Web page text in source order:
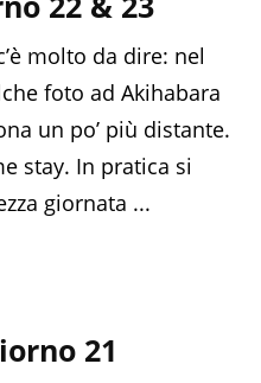
molto da dire: nel
foto ad Akihabara
un po’ più distante.
stay. In pratica si
giornata ...
21